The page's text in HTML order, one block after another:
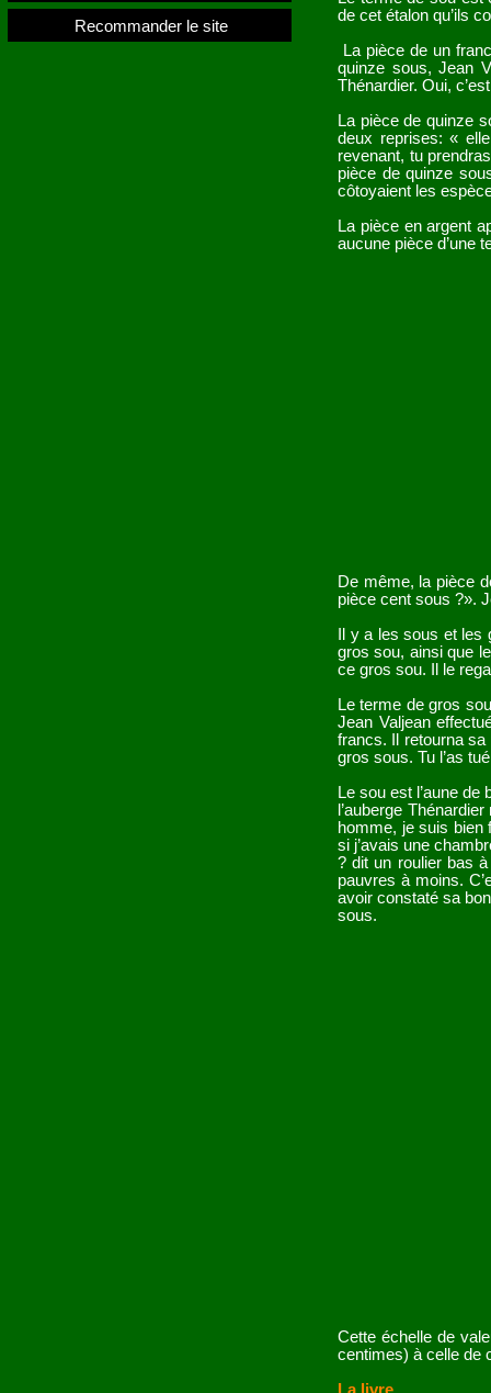
de cet étalon qu’ils
La pièce de un
quinze sous, Jean
Thénardier. Oui,
La pièce de quinze
deux reprises: «
revenant, tu
pièce de quinze
côtoyaient les
La pièce en argent
aucune pièce d’une
De même, la pièce
pièce cent sous ?».
Il y a les sous et
gros sou, ainsi que
ce gros sou. Il le
Le terme de gros
Jean Valjean
francs. Il retourna sa
gros sous. Tu l’as
Le sou est l’aune
l’auberge
homme, je suis bien
si j’avais une
? dit un roulier bas
pauvres à moins.
avoir constaté sa
sous.
Cette échelle de
centimes) à celle de
Recommander le site